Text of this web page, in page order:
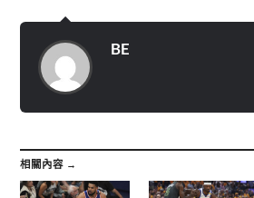
窗
開
啟
)
k
啟
m
啟
BE
相關內容 →